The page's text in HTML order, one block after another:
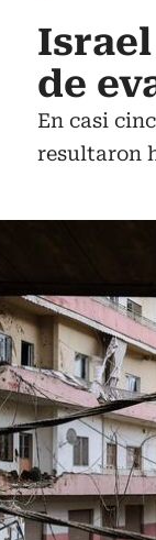
de
En casi
resultaron